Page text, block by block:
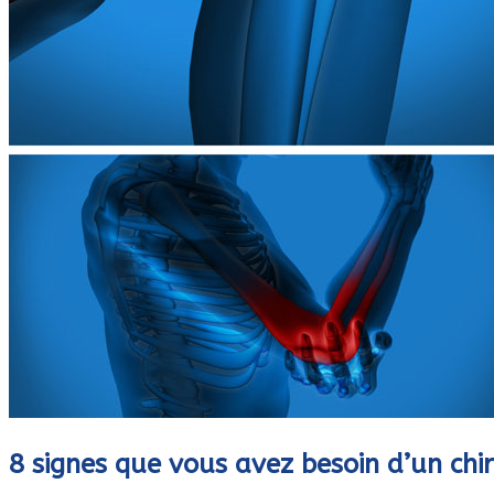
8 signes que vous avez besoin d’un